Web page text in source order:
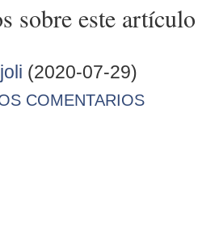
sobre este artículo
(2020-07-29)
COMENTARIOS